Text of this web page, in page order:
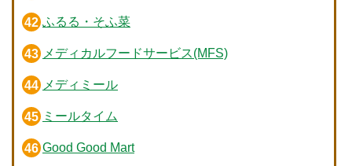
ふるる・そふ菜
メディカルフードサービス(MFS)
メディミール
ミールタイム
Good Good Mart